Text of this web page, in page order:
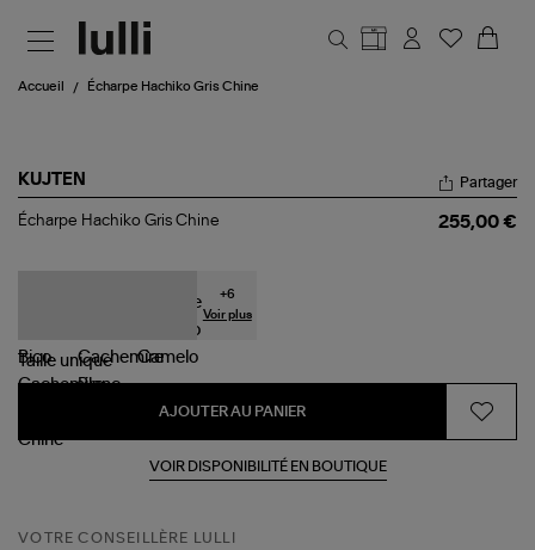
Accueil Écharpe Hachiko Gris Chine
KUJTEN
Écharpe
Partager
Écharpe Hachiko Gris Chine 255,00 €
+6
Voir plus
Taille unique
AJOUTER AU PANIER
VOIR DISPONIBILITÉ EN BOUTIQUE
VOTRE CONSEILLÈRE LULLI